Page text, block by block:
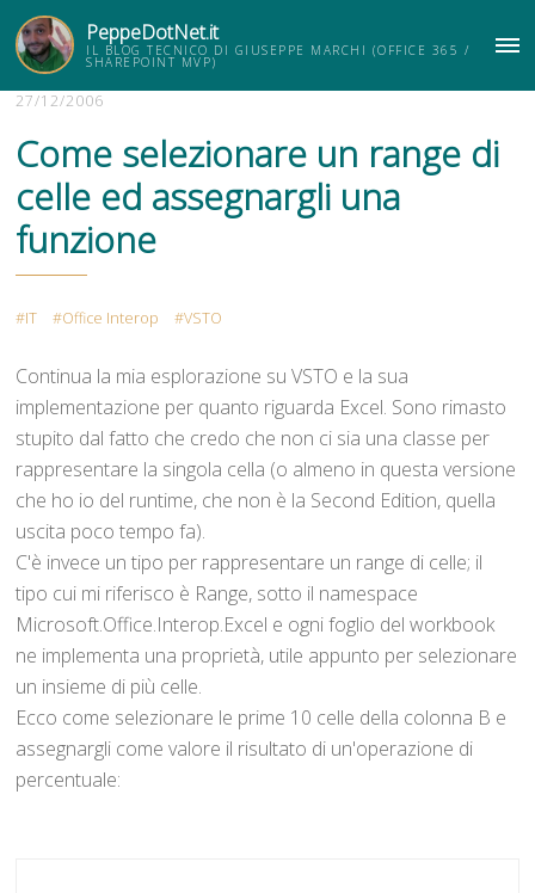
PeppeDotNet.it
IL BLOG TECNICO DI GIUSEPPE MARCHI (OFFICE 365 /
SHAREPOINT MVP)
27/12/2006
Come selezionare un range di
celle ed assegnargli una
funzione
IT Office Interop VSTO
Continua la mia esplorazione su VSTO e la sua
implementazione per quanto riguarda Excel. Sono rimasto
stupito dal fatto che credo che non ci sia una classe per
rappresentare la singola cella (o almeno in questa versione
che ho io del runtime, che non è la Second Edition, quella
uscita poco tempo fa).
C'è invece un tipo per rappresentare un range di celle; il
tipo cui mi riferisco è Range, sotto il namespace
Microsoft.Office.Interop.Excel e ogni foglio del workbook
ne implementa una proprietà, utile appunto per selezionare
un insieme di più celle.
Ecco come selezionare le prime 10 celle della colonna B e
assegnargli come valore il risultato di un'operazione di
percentuale: